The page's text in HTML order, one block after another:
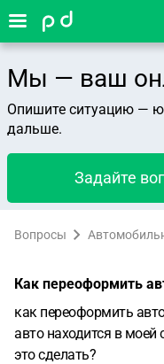
Мы — ваш
Опишите ситуацию —
дальше.
Задайте
Вопросы
Как переоформить
как переоформить
авто находится в моей
это сделать?